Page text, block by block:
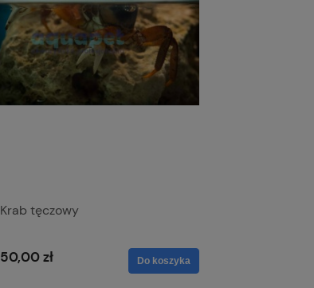
Krab tęczowy
50,00 zł Do koszyka